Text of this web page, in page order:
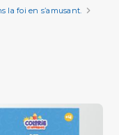
la foi en s’amusant.